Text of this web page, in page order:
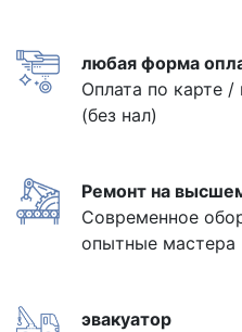
любая форма
Оплата по карте /
(без нал)
Ремонт на
Современное
опытные мастера
эвакуатор